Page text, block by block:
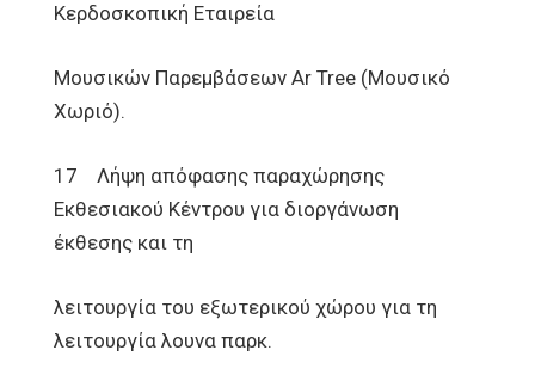
Κερδοσκοπική Εταιρεία
Μουσικών Παρεμβάσεων Ar Tree (Μουσικό
Χωριό).
17 Λήψη απόφασης παραχώρησης
Εκθεσιακού Κέντρου για διοργάνωση
έκθεσης και τη
λειτουργία του εξωτερικού χώρου για τη
λειτουργία λουνα παρκ.